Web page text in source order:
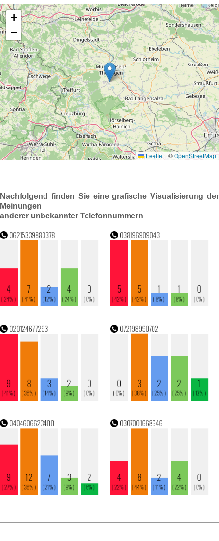
Nachfolgend finden Sie eine grafische Visualisierung der
Meinungen
anderer unbekannter Telefonnummern